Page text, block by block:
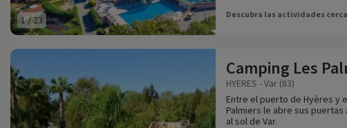
1/23 Descubra las actividades
Camping Les
HYERES - Var (83)
Entre el puerto de Hyères y
Palmiers le abre sus puertas
al sol de Var.